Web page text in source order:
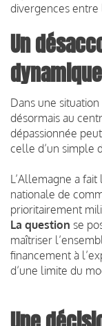
divergences entre
Un
Dans une
désormais au
dépassionnée
celle d’un simple
L’Allemagne a
nationale de
prioritairement
La question se
maîtriser
financement à
d’une limite du